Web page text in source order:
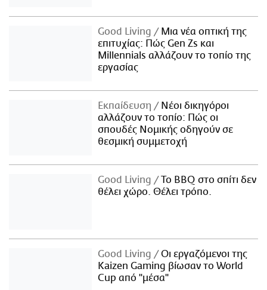
Good Living
Μια νέα οπτική της
επιτυχίας: Πώς Gen Zs και
Millennials αλλάζουν το τοπίο της
εργασίας
Εκπαίδευση
Νέοι δικηγόροι
αλλάζουν το τοπίο: Πώς οι
σπουδές Νομικής οδηγούν σε
θεσμική συμμετοχή
Good Living
Το BBQ στο σπίτι δεν
θέλει χώρο. Θέλει τρόπο.
Good Living
Οι εργαζόμενοι της
Kaizen Gaming βίωσαν το World
Cup από "μέσα"